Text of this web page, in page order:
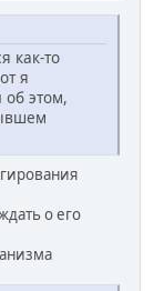
как-то
я
этом,
о его